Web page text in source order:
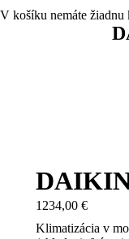
V košíku nemáte žiadnu
1234,00 €
Klimatizácia v